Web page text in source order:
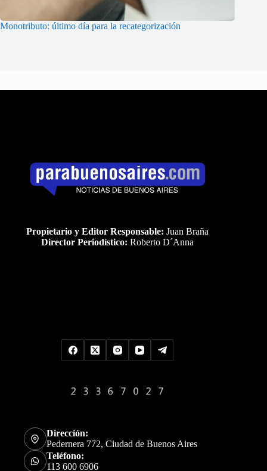
Monotributo: último día para la recategorización
Propietario y Editor Responsable: Juan Braña
Director Periodístico: Roberto D´Anna
Dirección:
Pedernera 772, Ciudad de Buenos Aires
Teléfono:
113 600 6906